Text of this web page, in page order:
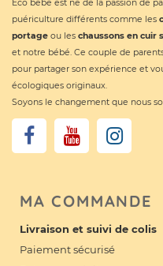
Eco bébé est né de la passion de
puériculture différents comme les
portage ou les chaussons en cuir
et notre bébé. Ce couple de
pour partager son expérience et
écologiques originaux.
Soyons le changement que nous
MA COMMANDE
Livraison et suivi de colis
Paiement sécurisé